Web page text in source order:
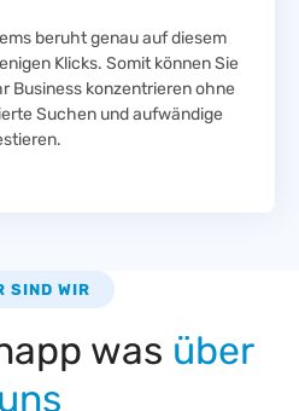
beruht genau auf diesem
Klicks. Somit können Sie
Business konzentrieren ohne
Suchen und aufwändige
SIND WIR
was über
uns